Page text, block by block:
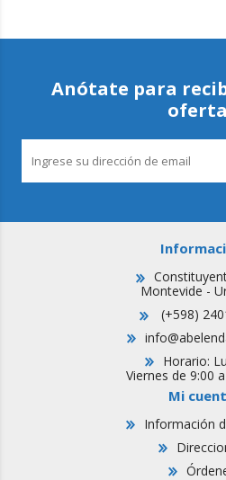
Anótate para
Montevide -
(+598)
Horario:
Viernes de 9:00
Mi
Información